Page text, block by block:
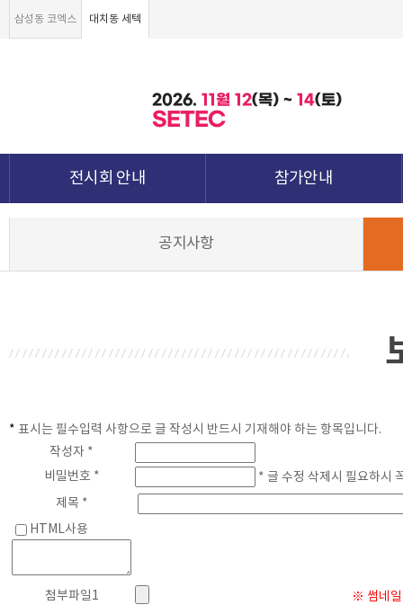
삼성동 코엑스 대치동 세텍
2026. 11월 12(목) ~ 14(토)
SETEC
전시회 안내 참가안내
공지사항
* 표시는 필수입력 사항으로 글 작성시 반드시 기재해야 하는 항목입니다.
작성자 *
비밀번호 *
* 글 수정 삭제시 필요하시
제목 *
HTML사용
첨부파일1 ※ 썸네